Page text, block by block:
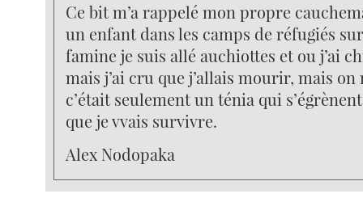
Ce bit m’a rappelé mon propre
un enfant dans les camps de réfugiés
famine je suis allé auchiottes et ou j’ai
mais j’ai cru que j’allais mourir, mais on
c’était seulement un ténia qui
que je vvais survivre.
Alex Nodopaka